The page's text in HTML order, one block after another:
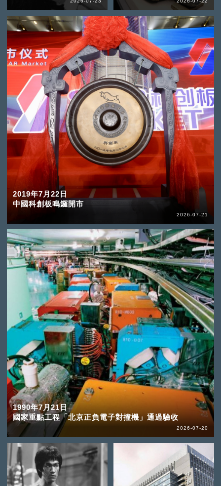
2019年7月22日
中國科創板鳴鑼開市
2026-07-21
1990年7月21日
國家重點工程「北京正負電子對撞機」通過驗收
2026-07-20